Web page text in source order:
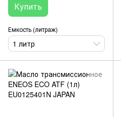
Купить
Емкость (литраж)
1 литр